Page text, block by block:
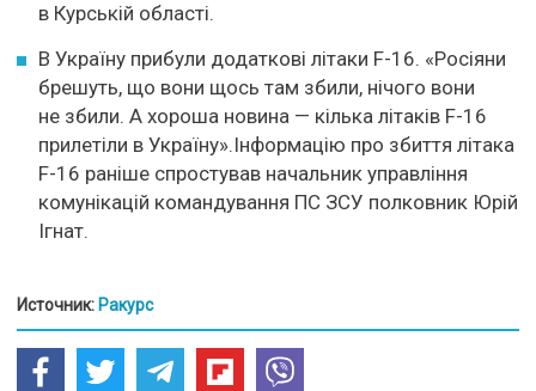
в Курській області.
В Україну прибули додаткові літаки F-16. «Росіяни
брешуть, що вони щось там збили, нічого вони
не збили. А хороша новина — кілька літаків F-16
прилетіли в Україну».Інформацію про збиття літака
F-16 раніше спростував начальник управління
комунікацій командування ПС ЗСУ полковник Юрій
Ігнат.
Источник: Ракурс